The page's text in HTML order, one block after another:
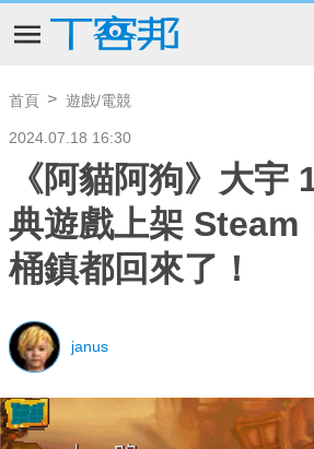
首頁 遊戲/電競
2024.07.18 16:30
《阿貓阿狗》大宇
典遊戲上架 Steam
桶鎮都回來了！
janus